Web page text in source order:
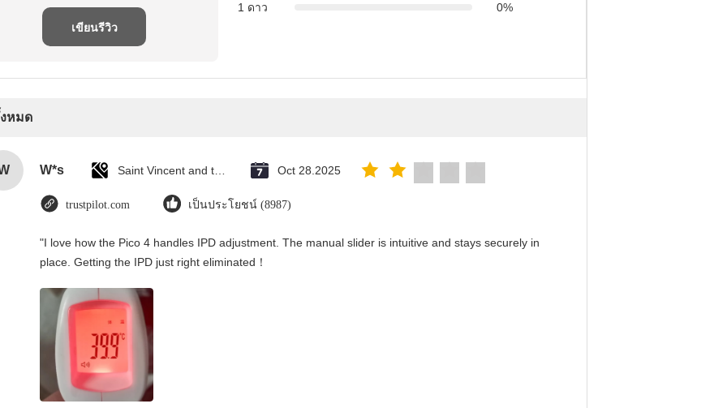
เขียนรีวิว
1 ดาว
0%
หมด
W*s Oct 28.2025
trustpilot.com เป็นประโยชน์ (8987)
"I love how the Pico 4 handles IPD adjustment. The manual slider is intuitive and stays securely in
place. Getting the IPD just right eliminated！